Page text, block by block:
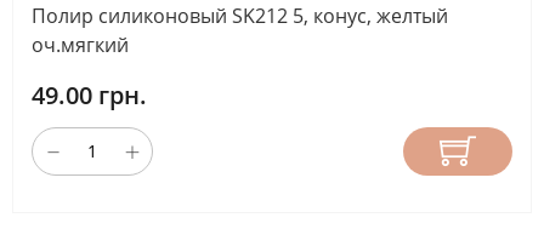
Полир силиконовый SK212 5, конус, желтый
оч.мягкий
49.00 грн.